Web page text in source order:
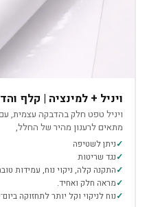
ויניל + למינציה | קלף
ויניל טפט חלק בהדבקה עצמית, עם
מתאים לרענון מהיר של החלל,
ניתן לשטיפה
נגד שריטות
התקנה קלה, ניקוי נוח, עמידות
מראה חלק ואחיד.
נוח לניקוי וקל יותר לתחזוקה